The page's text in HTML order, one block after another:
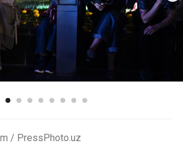
/ PressPhoto.uz